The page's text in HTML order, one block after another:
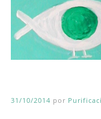
31/10/2014 por